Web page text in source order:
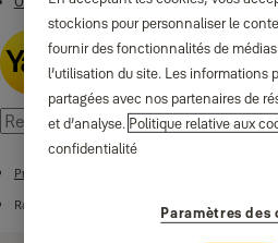
Produits
Rangement connectés
stockions pour personnaliser le
fournir des fonctionnalités de
l’utilisation du site. Les informations
partagées avec nos partenaires de
et d’analyse. Politique relative aux
confidentialité
Paramètres des